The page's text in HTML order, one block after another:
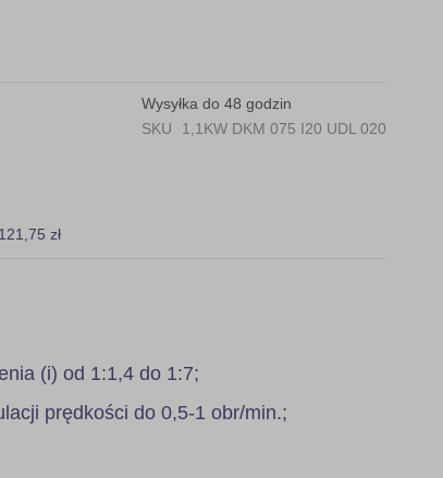
Wysyłka do 48 godzin
SKU
1,1KW DKM 075 I20 UDL 020
zł
(i) od 1:1,4 do 1:7;
prędkości do 0,5-1 obr/min.;